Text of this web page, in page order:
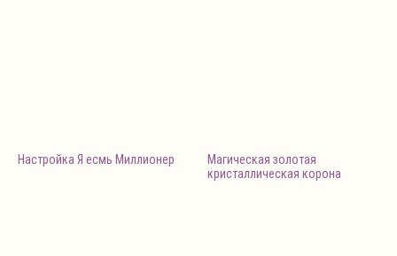
Настройка Я есмь Миллионер
Магическая золотая
кристаллическая корона